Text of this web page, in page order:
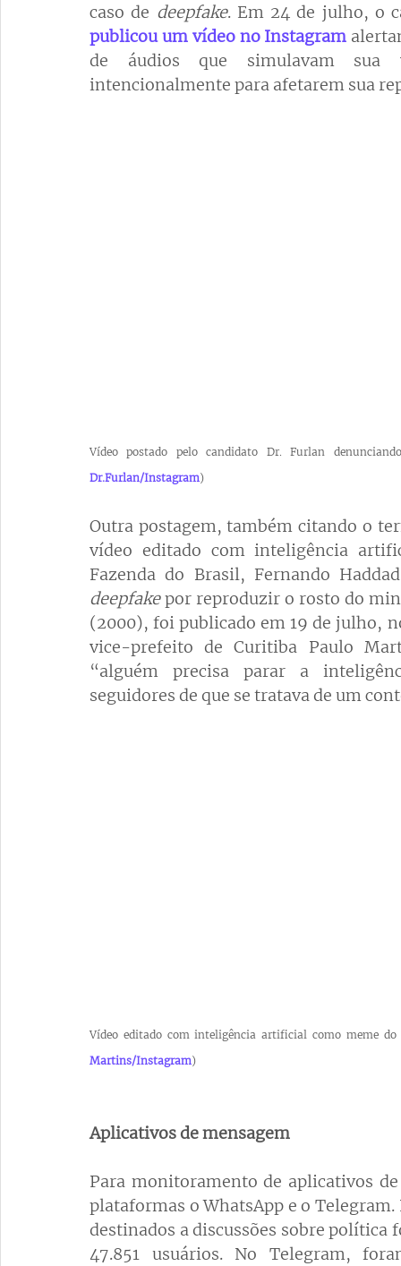
caso de deepfake
publicou um vídeo no Instagram
de áudios que simulavam sua
intencionalmente para afetarem sua
Dr.Furlan/Instagram)
Outra postagem, também citando o
vídeo editado com inteligência
Fazenda do Brasil, Fernando
deepfake por reproduzir o rosto do
(2000), foi publicado em 19 de julho,
vice-prefeito de Curitiba Paulo
“alguém precisa parar a
seguidores de que se tratava de um
Vídeo editado com inteligência artificial como meme
Martins/Instagram)
Aplicativos de mensagem
Para monitoramento de aplicativos
plataformas o WhatsApp e o
destinados a discussões sobre
47.851 usuários. No Telegram,